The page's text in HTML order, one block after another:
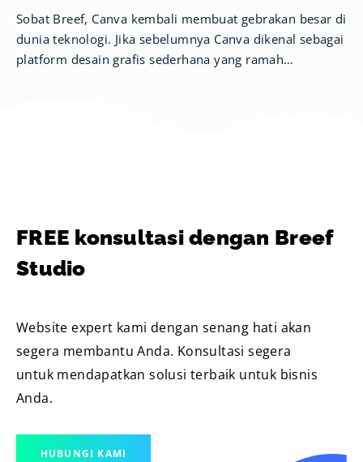
Sobat Breef, Canva kembali membuat gebrakan besar di
dunia teknologi. Jika sebelumnya Canva dikenal sebagai
platform desain grafis sederhana yang ramah
FREE konsultasi dengan Breef
Studio
Website expert kami dengan senang hati akan
segera membantu Anda. Konsultasi segera
untuk mendapatkan solusi terbaik untuk bisnis
Anda.
HUBUNGI KAMI